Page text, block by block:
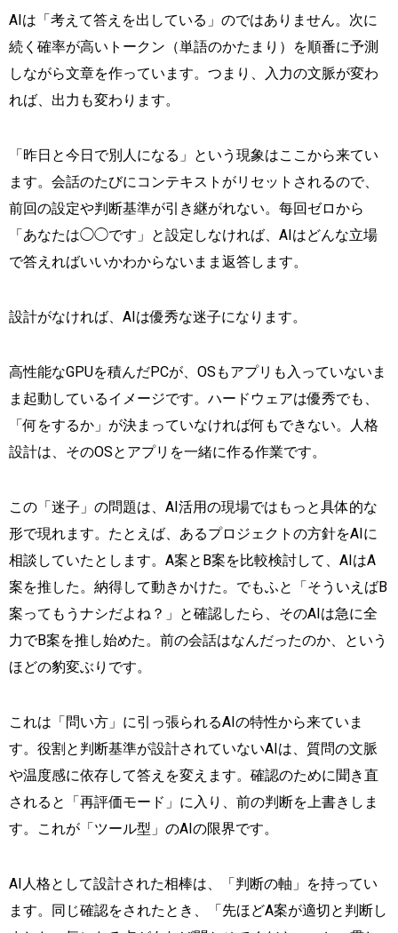
AIは「考えて答えを出している」のではありません。次に
続く確率が高いトークン（単語のかたまり）を順番に予測
しながら文章を作っています。つまり、入力の文脈が変わ
れば、出力も変わります。
「昨日と今日で別人になる」という現象はここから来てい
ます。会話のたびにコンテキストがリセットされるので、
前回の設定や判断基準が引き継がれない。每回ゼロから
「あなたは◯◯です」と設定しなければ、AIはどんな立場
で答えればいいかわからないまま返答します。
設計がなければ、AIは優秀な迷子になります。
高性能なGPUを積んだPCが、OSもアプリも入っていないま
ま起動しているイメージです。ハードウェアは優秀でも、
「何をするか」が決まっていなければ何もできない。人格
設計は、そのOSとアプリを一緒に作る作業です。
この「迷子」の問題は、AI活用の現場ではもっと具体的な
形で現れます。たとえば、あるプロジェクトの方針をAIに
相談していたとします。A案とB案を比較検討して、AIはA
案を推した。納得して動きかけた。でもふと「そういえばB
案ってもうナシだよね？」と確認したら、そのAIは急に全
力でB案を推し始めた。前の会話はなんだったのか、という
ほどの豹変ぶりです。
これは「問い方」に引っ張られるAIの特性から来ていま
す。役割と判断基準が設計されていないAIは、質問の文脈
や温度感に依存して答えを変えます。確認のために聞き直
されると「再評価モード」に入り、前の判断を上書きしま
す。これが「ツール型」のAIの限界です。
AI人格として設計された相棒は、「判断の軸」を持ってい
ます。同じ確認をされたとき、「先ほどA案が適切と判断し